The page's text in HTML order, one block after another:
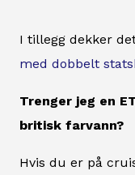
I tillegg dekker
med dobbelt
Trenger jeg en
britisk farvann?
Hvis du er på